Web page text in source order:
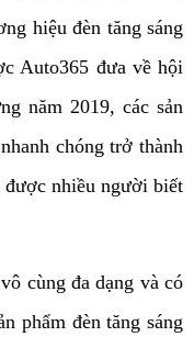
hiệu đèn tăng sáng
Auto365 đưa về hội
năm 2019, các sản
chóng trở thành
được nhiều người biết
cùng đa dạng và có
phẩm đèn tăng sáng